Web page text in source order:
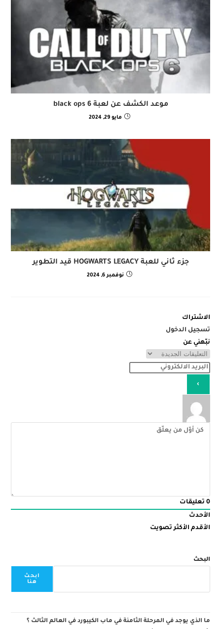
موعد الكشف عن لعبة black ops 6
مايو 29, 2024
جزء ثاني للعبة HOGWARTS LEGACY قيد التطوير
نوفمبر 6, 2024
الاشتراك
تسجيل الدخول
نبّهني عن
0 تعليقات
الأحدث
الأقدم الأكثر تصويت
البحث
ابحث
هنا
ما الذي يوجد في المرحلة الثامنة في ماب الكيبورد في العالم الثالث ؟